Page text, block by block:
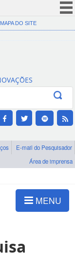
(COVID-19)
Canais
MAPA DO SITE
E-mail do Pesquisador
Área de imprensa
MENU